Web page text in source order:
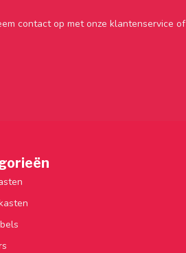
contact op met onze klantenservice of